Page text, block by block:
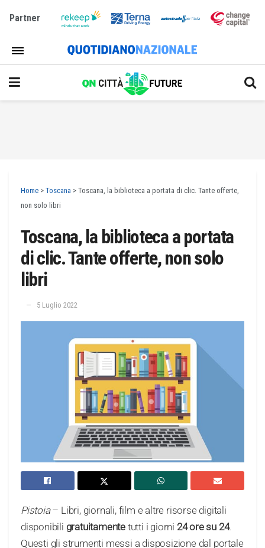
Partner
Home > Toscana > Toscana, la biblioteca a portata di clic. Tante offerte,
non solo libri
Toscana, la biblioteca a portata
di clic. Tante offerte, non solo
libri
5 Luglio 2022
Pistoia– Libri, giornali, film e altre risorse digitali
disponibili gratuitamente tutti i giorni 24 ore su 24.
Questi gli strumenti messi a disposizione dal portale